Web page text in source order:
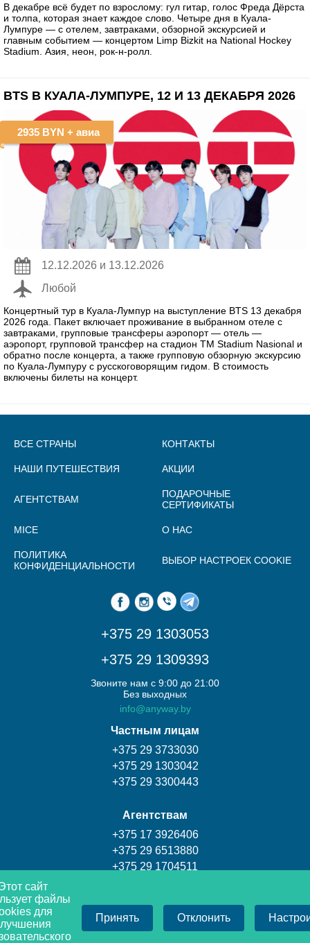
В декабре всё будет по взрослому: гул гитар, голос Фреда Дёрста
и толпа, которая знает каждое слово. Четыре дня в Куала-
Лумпуре — с отелем, завтраками, обзорной экскурсией и
главным событием — концертом Limp Bizkit на National Hockey
Stadium. Азия, неон, рок-н-ролл.
BTS В КУАЛА-ЛУМПУРЕ, 12 И 13 ДЕКАБРЯ 2026
2935 BYN + авиа
12.12.2026 и 13.12.2026
Любой
Концертный тур в Куала-Лумпур на выступление BTS 13 декабря
2026 года. Пакет включает проживание в выбранном отеле с
завтраками, групповые трансферы аэропорт — отель —
аэропорт, групповой трансфер на стадион TM Stadium Nasional и
обратно после концерта, а также групповую обзорную экскурсию
по Куала-Лумпуру с русскоговорящим гидом. В стоимость
включены билеты на концерт.
ВСЕ СТРАНЫ КОНТАКТЫ
НАШИ ПУТЕШЕСТВИЯ АКЦИИ
АГЕНТСТВАМ
ПОДАРОЧНЫЕ
СЕРТИФИКАТЫ
MICE О НАС
ПОЛИТИКА
КОНФИДЕНЦИАЛЬНОСТИ
ВЫБОР НАСТРОЕК COOKIE
+375 29 1303053
+375 29 1309393
Звоните нам с 9:00 до 21:00
Без выходных
info@anyway.by
Частным лицам
+375 29 3733030
+375 29 1303042
+375 29 3300443
Агентствам
+375 17 3926406
+375 29 6513880
+375 29 1704511
+375 17 3009393
+375 29 1309393
сайт
файлы
для
Принять Отклонить